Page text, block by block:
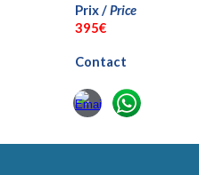
Prix /Price
395€
Contact